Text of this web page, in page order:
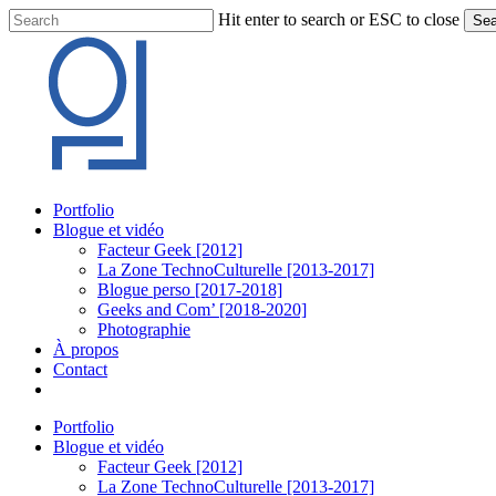
Skip
to
content
Hit enter to search or ESC to close
Search
Menu
Portfolio
Blogue et vidéo
Facteur Geek [2012]
La Zone TechnoCulturelle [2013-2017]
Blogue perso [2017-2018]
Geeks and Com’ [2018-2020]
Photographie
À propos
Contact
Portfolio
Blogue et vidéo
Facteur Geek [2012]
La Zone TechnoCulturelle [2013-2017]